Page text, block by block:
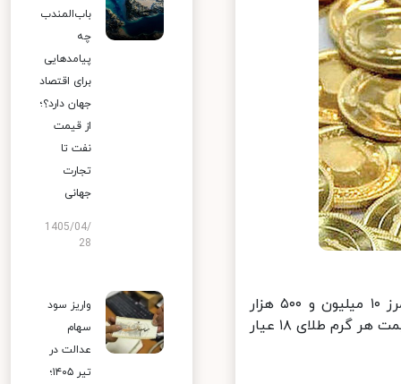
به گزارش خبرگزاری خبرآنلاین، قیمت هر قطعه سکه تمام بهار ازادی از مرز ۱۰ میلیون و ۵۰۰ هزار
تومان عبور کرد تا رکوردهای تازه ای در این بازار به جا بماند. بر این اساس قیمت هر گرم طلای ۱۸ عیار
باب‌المندب
چه
پیامدهایی
برای اقتصاد
جهان دارد؟؛
از قیمت
نفت تا
تجارت
جهانی
1405/04/
28
واریز سود
سهام
عدالت در
تیر ۱۴۰۵؛